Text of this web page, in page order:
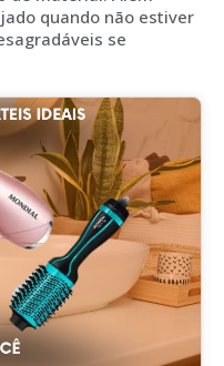
quando não estiver
se